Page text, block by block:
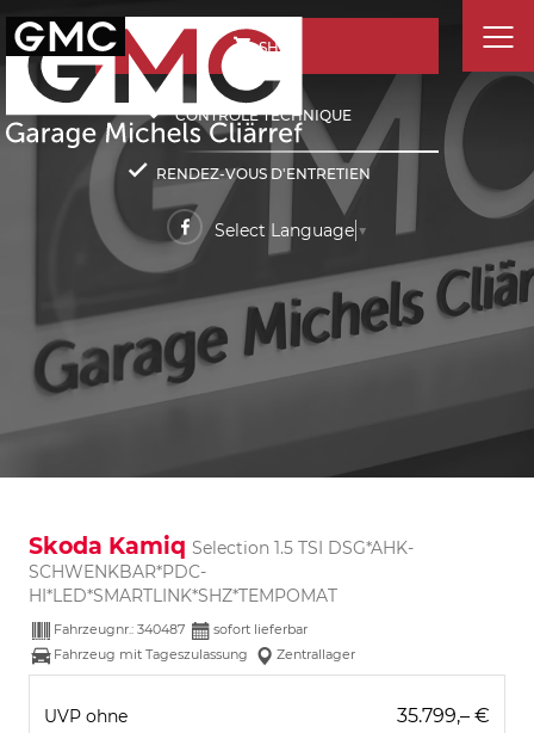
SHOP
CONTRÔLE TECHNIQUE
RENDEZ-VOUS D'ENTRETIEN
Select Language ▼
Skoda Kamiq Selection 1.5 TSI DSG*AHK-
SCHWENKBAR*PDC-
HI*LED*SMARTLINK*SHZ*TEMPOMAT
Fahrzeugnr.: 340487
sofort lieferbar
Fahrzeug mit Tageszulassung
Zentrallager
UVP ohne
35.799,– €